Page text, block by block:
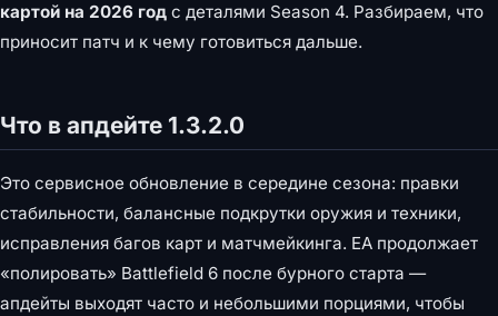
картой на 2026 год с деталями Season 4. Разбираем, что
приносит патч и к чему готовиться дальше.
Что в апдейте 1.3.2.0
Это сервисное обновление в середине сезона: правки
стабильности, балансные подкрутки оружия и техники,
исправления багов карт и матчмейкинга. EA продолжает
«полировать» Battlefield 6 после бурного старта —
апдейты выходят часто и небольшими порциями, чтобы